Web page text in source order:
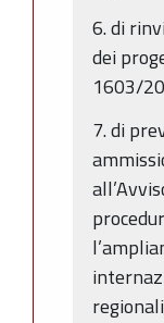
6. di
dei
1603/
7. di